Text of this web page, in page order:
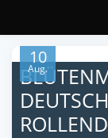
10
Aug.